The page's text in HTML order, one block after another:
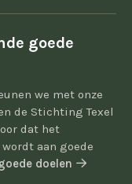
goede
we met onze
de Stichting Texel
dat het
aan goede
doelen